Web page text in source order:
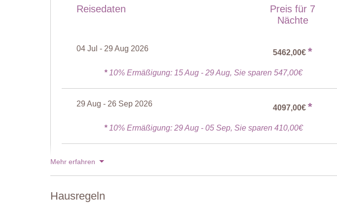
Badezimmer
Sofa, antike Holzbank, antike Kommode
Doppelbett (kann nicht in ein Zweibettzimmer umgestellt werden), Schrank, Stuhl, Kommode.
En-suite Badezimmer
Schlafzimmer 4
Reisedaten
Preis für 7
Nächte
04 Jul - 29 Aug 2026 5462,00€*
*10% Ermäßigung: 15 Aug - 29 Aug, Sie sparen 547,00€
29 Aug - 26 Sep 2026 4097,00€*
*10% Ermäßigung: 29 Aug - 05 Sep, Sie sparen 410,00€
26 Sep - 07 Nov 2026
07 Nov - 19 Dez 2026
Mehr erfahren
Hausregeln